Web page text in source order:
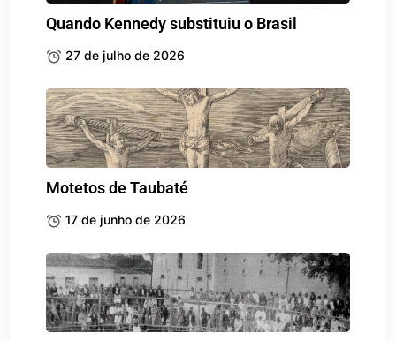
Quando Kennedy substituiu o Brasil
27 de julho de 2026
Motetos de Taubaté
17 de junho de 2026